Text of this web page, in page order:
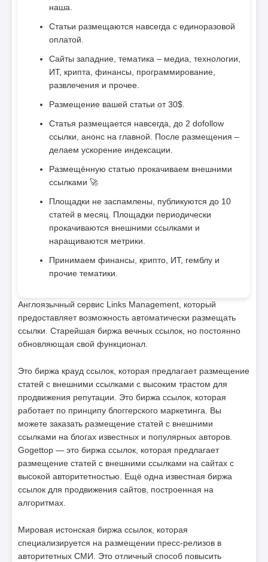
наша.
Статьи размещаются навсегда с единоразовой
оплатой.
Сайты западние, тематика – медиа, технологии,
ИТ, крипта, финансы, программирование,
развлечения и прочее.
Размещение вашей статьи от 30$.
Статья размещается навсегда, до 2 dofollow
ссылки, анонс на главной. После размещения –
делаем ускорение индексации.
Размещённую статью прокачиваем внешними
ссылками 🚀
Площадки не заспамлены, публикуются до 10
статей в месяц. Площадки периодически
прокачиваются внешними ссылками и
наращиваются метрики.
Принимаем финансы, крипто, ИТ, гемблу и
прочие тематики.
Англоязычный сервис Links Management, который
предоставляет возможность автоматически размещать
ссылки. Старейшая биржа вечных ссылок, но постоянно
обновляющая свой функционал.
Это биржа крауд ссылок, которая предлагает размещение
статей с внешними ссылками с высоким трастом для
продвижения репутации. Это биржа ссылок, которая
работает по принципу блоггерского маркетинга. Вы
можете заказать размещение статей с внешними
ссылками на блогах известных и популярных авторов.
Gogettop — это биржа ссылок, которая предлагает
размещение статей с внешними ссылками на сайтах с
высокой авторитетностью. Ещё одна известная биржа
ссылок для продвижения сайтов, построенная на
алгоритмах.
Мировая истонская биржа ссылок, которая
специализируется на размещении пресс-релизов в
авторитетных СМИ. Это отличный способ повысить